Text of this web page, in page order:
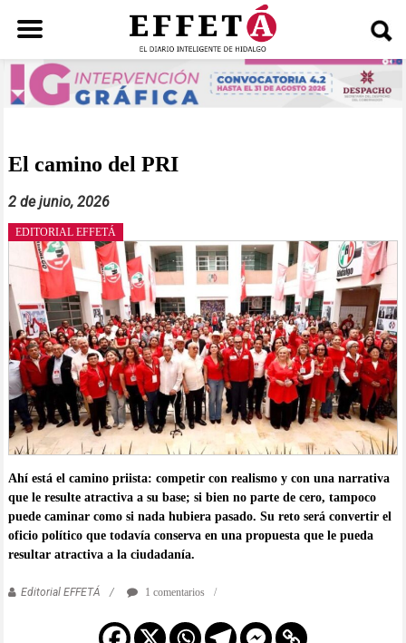
Saltar
al
contenido
El camino del PRI
2 de junio, 2026
EDITORIAL EFFETÁ
Ahí está el camino priista: competir con realismo y con una narrativa
que le resulte atractiva a su base; si bien no parte de cero, tampoco
puede caminar como si nada hubiera pasado. Su reto será convertir el
oficio político que todavía conserva en una propuesta que le pueda
resultar atractiva a la ciudadanía.
Editorial EFFETÁ 1 comentarios